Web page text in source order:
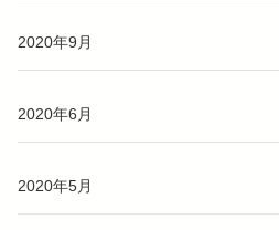
2020年9月
2020年6月
2020年5月